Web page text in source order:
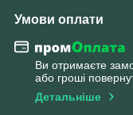
Умови оплати
Ви отримаєте
або гроші
Детальніше